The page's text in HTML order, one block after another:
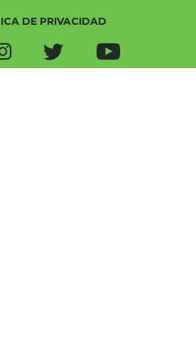
DE PRIVACIDAD